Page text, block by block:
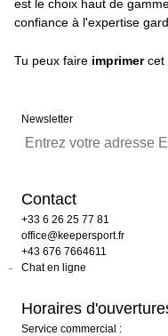
est le choix haut de
confiance à l'expertise
Tu peux faire imprimercet
Newsletter
Contact
+33 6 26 25 77 81
office@keepersport.fr
+43 676 7664611
Chat en ligne
Horaires
Service commercial :